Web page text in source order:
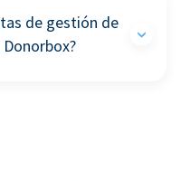
de gestión de